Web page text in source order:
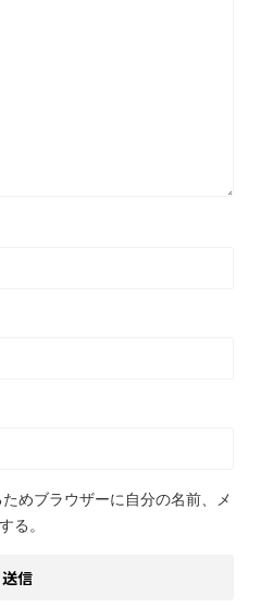
めブラウザーに自分の名前、メ
る。